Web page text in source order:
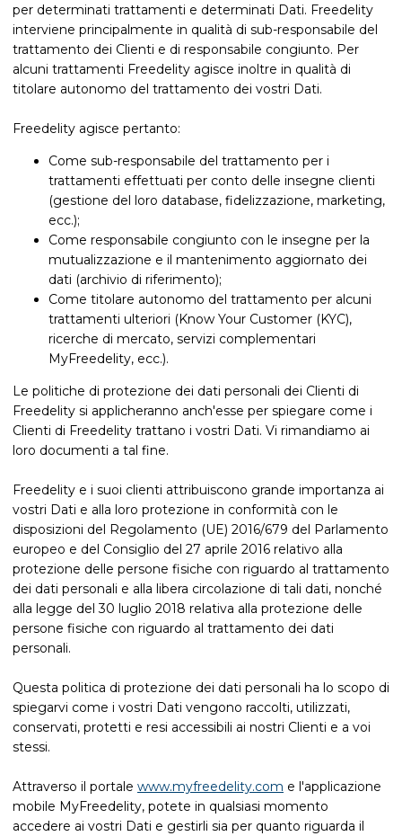
per determinati trattamenti e determinati Dati. Freedelity
interviene principalmente in qualità di sub-responsabile del
trattamento dei Clienti e di responsabile congiunto. Per
alcuni trattamenti Freedelity agisce inoltre in qualità di
titolare autonomo del trattamento dei vostri Dati.
Freedelity agisce pertanto:
Come sub-responsabile del trattamento per i
trattamenti effettuati per conto delle insegne clienti
(gestione del loro database, fidelizzazione, marketing,
ecc.);
Come responsabile congiunto con le insegne per la
mutualizzazione e il mantenimento aggiornato dei
dati (archivio di riferimento);
Come titolare autonomo del trattamento per alcuni
trattamenti ulteriori (Know Your Customer (KYC),
ricerche di mercato, servizi complementari
MyFreedelity, ecc.).
Le politiche di protezione dei dati personali dei Clienti di
Freedelity si applicheranno anch'esse per spiegare come i
Clienti di Freedelity trattano i vostri Dati. Vi rimandiamo ai
loro documenti a tal fine.
Freedelity e i suoi clienti attribuiscono grande importanza ai
vostri Dati e alla loro protezione in conformità con le
disposizioni del Regolamento (UE) 2016/679 del Parlamento
europeo e del Consiglio del 27 aprile 2016 relativo alla
protezione delle persone fisiche con riguardo al trattamento
dei dati personali e alla libera circolazione di tali dati, nonché
alla legge del 30 luglio 2018 relativa alla protezione delle
persone fisiche con riguardo al trattamento dei dati
personali.
Questa politica di protezione dei dati personali ha lo scopo di
spiegarvi come i vostri Dati vengono raccolti, utilizzati,
conservati, protetti e resi accessibili ai nostri Clienti e a voi
stessi.
Attraverso il portale www.myfreedelity.com e l'applicazione
mobile MyFreedelity, potete in qualsiasi momento
accedere ai vostri Dati e gestirli sia per quanto riguarda il